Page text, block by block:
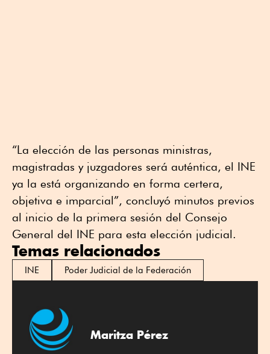
“La elección de las personas ministras,
magistradas y juzgadores será auténtica, el INE
ya la está organizando en forma certera,
objetiva e imparcial”, concluyó minutos previos
al inicio de la primera sesión del Consejo
General del INE para esta elección judicial.
Temas relacionados
INE Poder Judicial de la Federación
Maritza Pérez